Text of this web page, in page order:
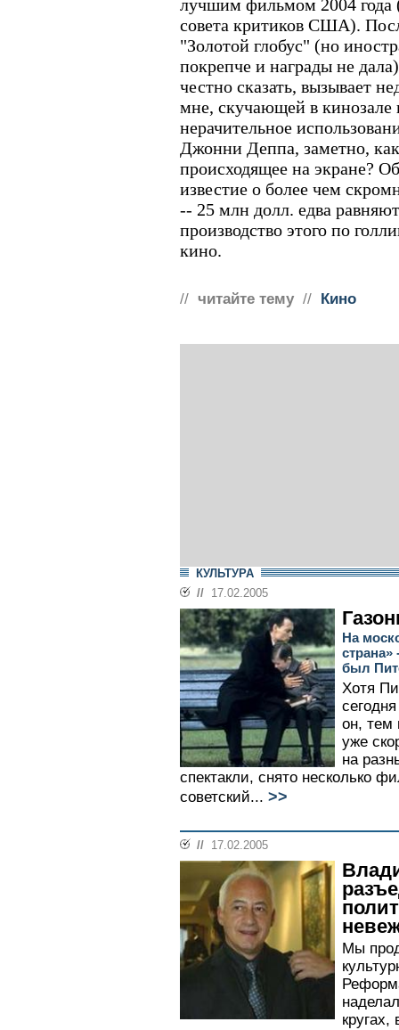
лучшим фильмом 2004 года
совета критиков США).
"Золотой глобус" (но
покрепче и награды не
честно сказать, вызывает
мне, скучающей в
нерачительное
Джонни Деппа, заметно,
происходящее на экране?
известие о более чем
-- 25 млн долл. едва
производство этого по
кино.
// читайте тему // Кино
КУЛЬТУРА
// 17.02.2005
На
был
Хотя
он, тем
уже
на
спектакли, снято несколько
советский... >>
// 17.02.2005
Мы